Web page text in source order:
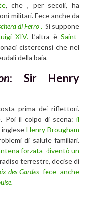
, che , per secoli, ha
militari. Fece anche da
di Ferro. Si suppone
XIV. L’altra èSaint-
cistercensi che nel
della baia.
: Sir Henry
prima dei riflettori.
Poi il colpo di scena: il
Henry Brougham
di salute familiari.
forzata diventò un
terrestre, decise di
des-Gardesfece anche